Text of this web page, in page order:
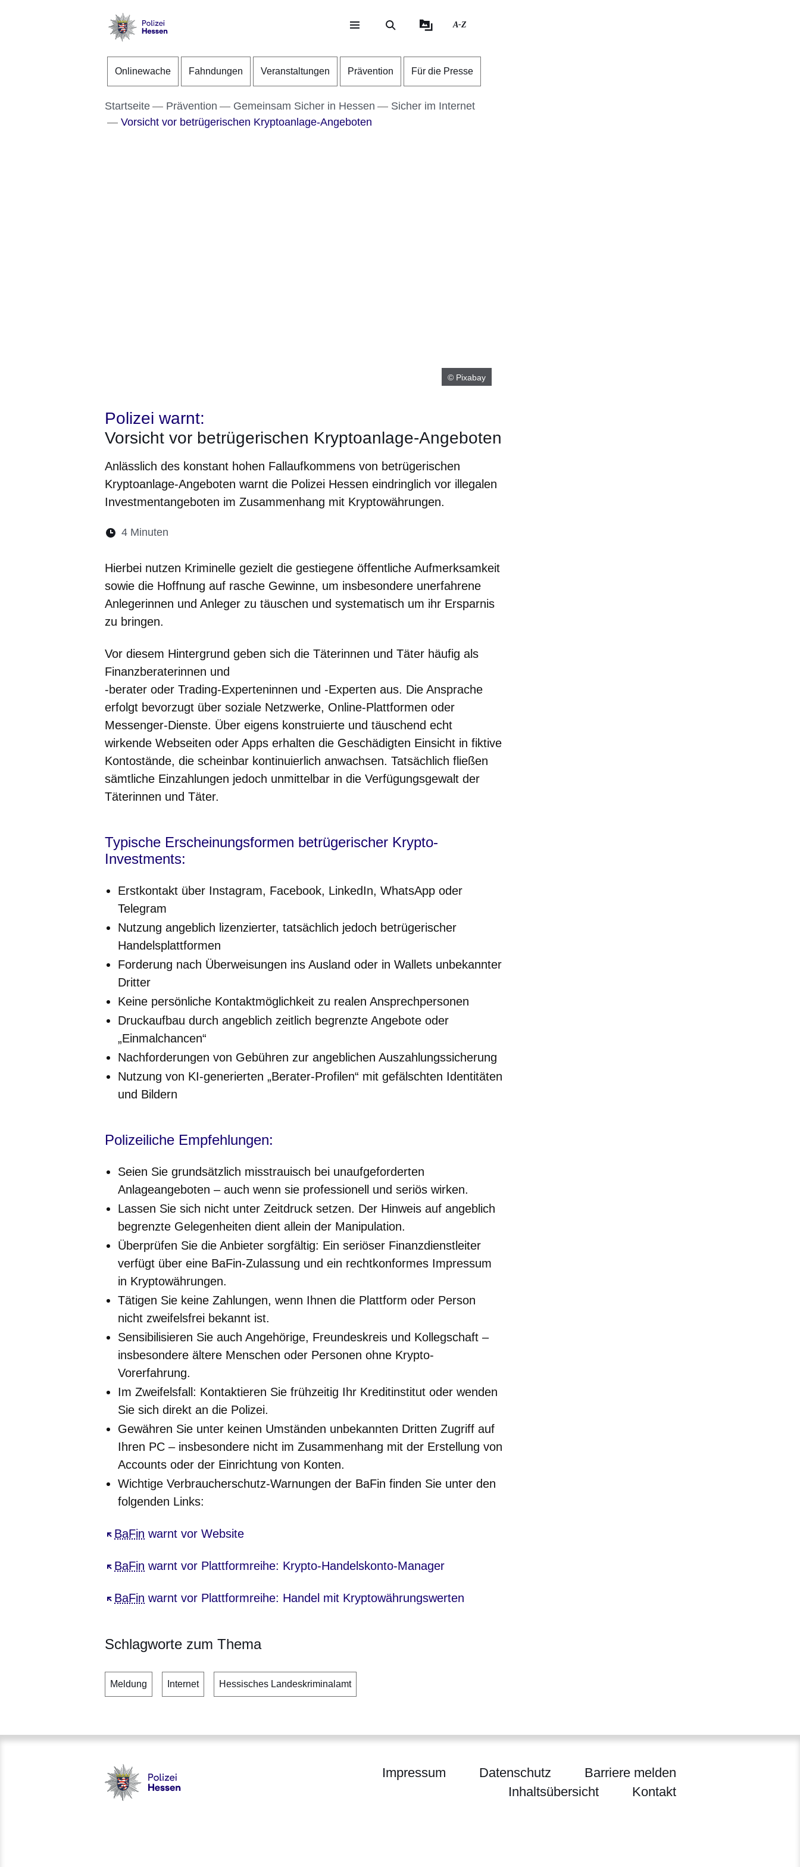
Direkt zum Kopf der Seite
Direkt zum Inhalt
Direkt zum Fuß der Seite
Hessen
A-Z
Onlinewache Fahndungen Veranstaltungen Prävention Für die Presse
Startseite Prävention Gemeinsam Sicher in Hessen
Sicher im Internet
Vorsicht vor betrügerischen Kryptoanlage-Angeboten
© Pixabay
Polizei warnt:
Vorsicht vor betrügerischen Kryptoanlage-Angeboten
Anlässlich des konstant hohen Fallaufkommens von betrügerischen
Kryptoanlage-Angeboten warnt die Polizei Hessen eindringlich vor illegalen
Investmentangeboten im Zusammenhang mit Kryptowährungen.
Lesedauer:
4 Minuten
Hierbei nutzen Kriminelle gezielt die gestiegene öffentliche Aufmerksamkeit
sowie die Hoffnung auf rasche Gewinne, um insbesondere unerfahrene
Anlegerinnen und Anleger zu täuschen und systematisch um ihr Ersparnis
zu bringen.
Vor diesem Hintergrund geben sich die Täterinnen und Täter häufig als
Finanzberaterinnen und
-berater oder Trading-Experteninnen und -Experten aus. Die Ansprache
erfolgt bevorzugt über soziale Netzwerke, Online-Plattformen oder
Messenger-Dienste. Über eigens konstruierte und täuschend echt
wirkende Webseiten oder Apps erhalten die Geschädigten Einsicht in fiktive
Kontostände, die scheinbar kontinuierlich anwachsen. Tatsächlich fließen
sämtliche Einzahlungen jedoch unmittelbar in die Verfügungsgewalt der
Täterinnen und Täter.
Typische Erscheinungsformen betrügerischer Krypto-
Investments:
Erstkontakt über Instagram, Facebook, LinkedIn, WhatsApp oder
Telegram
Nutzung angeblich lizenzierter, tatsächlich jedoch betrügerischer
Handelsplattformen
Forderung nach Überweisungen ins Ausland oder in Wallets unbekannter
Dritter
Keine persönliche Kontaktmöglichkeit zu realen Ansprechpersonen
Druckaufbau durch angeblich zeitlich begrenzte Angebote oder
„Einmalchancen“
Nachforderungen von Gebühren zur angeblichen Auszahlungssicherung
Nutzung von KI-generierten „Berater-Profilen“ mit gefälschten Identitäten
und Bildern
Polizeiliche Empfehlungen:
Seien Sie grundsätzlich misstrauisch bei unaufgeforderten
Anlageangeboten – auch wenn sie professionell und seriös wirken.
Lassen Sie sich nicht unter Zeitdruck setzen. Der Hinweis auf angeblich
begrenzte Gelegenheiten dient allein der Manipulation.
Überprüfen Sie die Anbieter sorgfältig: Ein seriöser Finanzdienstleiter
verfügt über eine BaFin-Zulassung und ein rechtkonformes Impressum
in Kryptowährungen.
Tätigen Sie keine Zahlungen, wenn Ihnen die Plattform oder Person
nicht zweifelsfrei bekannt ist.
Sensibilisieren Sie auch Angehörige, Freundeskreis und Kollegschaft –
insbesondere ältere Menschen oder Personen ohne Krypto-
Vorerfahrung.
Im Zweifelsfall: Kontaktieren Sie frühzeitig Ihr Kreditinstitut oder wenden
Sie sich direkt an die Polizei.
Gewähren Sie unter keinen Umständen unbekannten Dritten Zugriff auf
Ihren PC – insbesondere nicht im Zusammenhang mit der Erstellung von
Accounts oder der Einrichtung von Konten.
Wichtige Verbraucherschutz-Warnungen der BaFin finden Sie unter den
folgenden Links:
BaFin warnt vor Website
Öffnet sich in einem neuen Fenster
BaFin warnt vor Plattformreihe: Krypto-Handelskonto-Manager
Öffnet sich in einem neuen Fenster
BaFin warnt vor Plattformreihe: Handel mit Kryptowährungswerten
Öffnet sich in einem neuen Fenster
Schlagworte zum Thema
Meldung Internet Hessisches Landeskriminalamt
Impressum Datenschutz
Barriere melden
Inhaltsübersicht
Kontakt